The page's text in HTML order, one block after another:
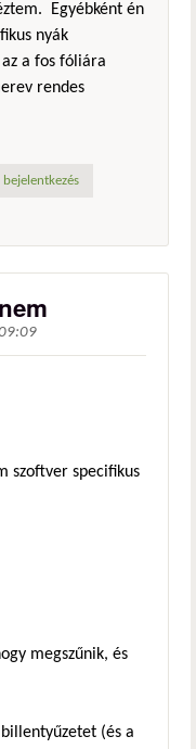
Egyébként én
nyák
a fos fóliára
rendes
bejelentkezés
szoftver specifikus
megszűnik, és
(és a